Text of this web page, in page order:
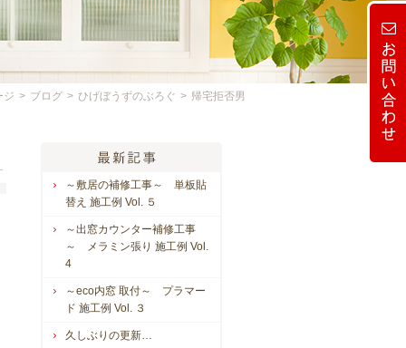
ジ > ブログ > ひげぼうずのぶろぐ > 帰宅拒否男
～敷居の補修工事～ 単板貼
替え 施工例 Vol. ５
～出窓カウンター補修工事
～ メラミン張り 施工例 Vol.
4
～eco内窓 取付～ プラマー
ド 施工例 Vol. ３
久しぶりの更新…